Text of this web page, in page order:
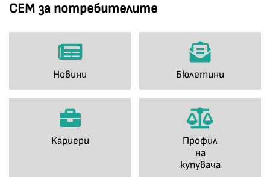
СЕМ за потребителите
Новини Бюлетини
Кариери
Профил
на
купувача